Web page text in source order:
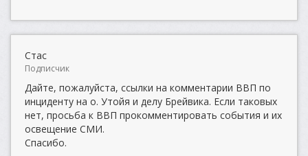
Стас
Подписчик
Дайте, пожалуйста, ссылки на комментарии ВВП по
инциденту на о. Утойя и делу Брейвика. Если таковых
нет, просьба к ВВП прокомментировать события и их
освещение СМИ.
Спасибо.